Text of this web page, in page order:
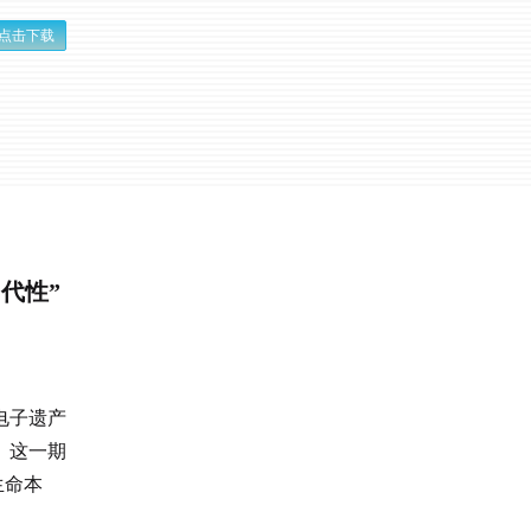
击下载
性”
子遗产
这一期
命本